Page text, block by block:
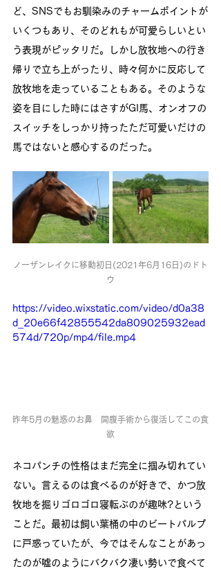
ど、SNSでもお馴染みのチャームポイントが
いくつもあり、そのどれもが可愛らしいとい
う表現がピッタリだ。しかし放牧地への行き
帰りで立ち上がったり、時々何かに反応して
放牧地を走っていることもある。そのような
姿を目にした時にはさすがGI馬、オンオフの
スイッチをしっかり持ったただ可愛いだけの
馬ではないと感心するのだった。
ノーザンレイクに移動初日(2021年6月16日)のドト
ウ
https://video.wixstatic.com/video/d0a38
d_20e66f42855542da809025932ead
574d/720p/mp4/file.mp4
昨年5月の魅惑のお鼻　開腹手術から復活してこの食
欲
ネコパンチの性格はまだ完全に掴み切れてい
ない。言えるのは食べるのが好きで、かつ放
牧地を掘りゴロゴロ寝転ぶのが趣味?という
ことだ。最初は飼い葉桶の中のビートパルプ
に戸惑っていたが、今ではそんなことがあっ
たのが嘘のようにバクバク凄い勢いで食べて